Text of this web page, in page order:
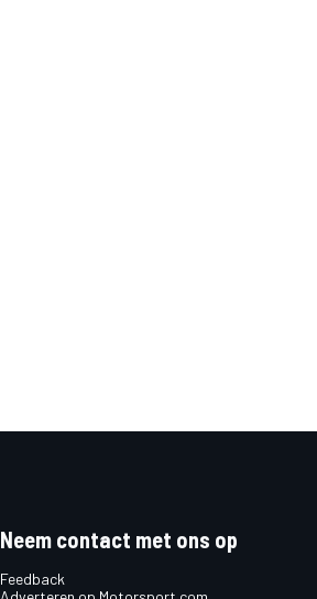
Neem contact met ons op
Feedback